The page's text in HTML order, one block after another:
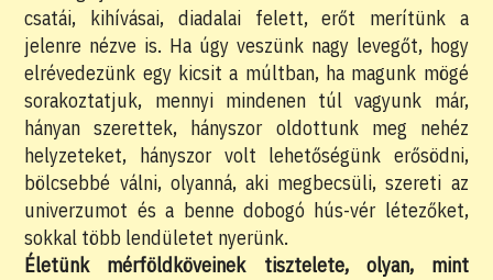
csatái, kihívásai, diadalai felett, erőt merítünk a
jelenre nézve is. Ha úgy veszünk nagy levegőt, hogy
elrévedezünk egy kicsit a múltban, ha magunk mögé
sorakoztatjuk, mennyi mindenen túl vagyunk már,
hányan szerettek, hányszor oldottunk meg nehéz
helyzeteket, hányszor volt lehetőségünk erősödni,
bölcsebbé válni, olyanná, aki megbecsüli, szereti az
univerzumot és a benne dobogó hús-vér létezőket,
sokkal több lendületet nyerünk.
Életünk mérföldköveinek tisztelete, olyan, mint